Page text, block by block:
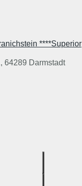
****Superior
64289 Darmstadt